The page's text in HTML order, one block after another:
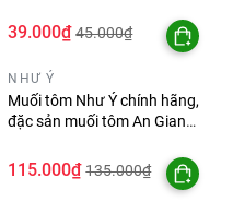
ngày
39.000₫ 45.000₫
NHƯ Ý
Muối tôm Như Ý chính hãng,
đặc sản muối tôm An Giang
115.000₫ 135.000₫